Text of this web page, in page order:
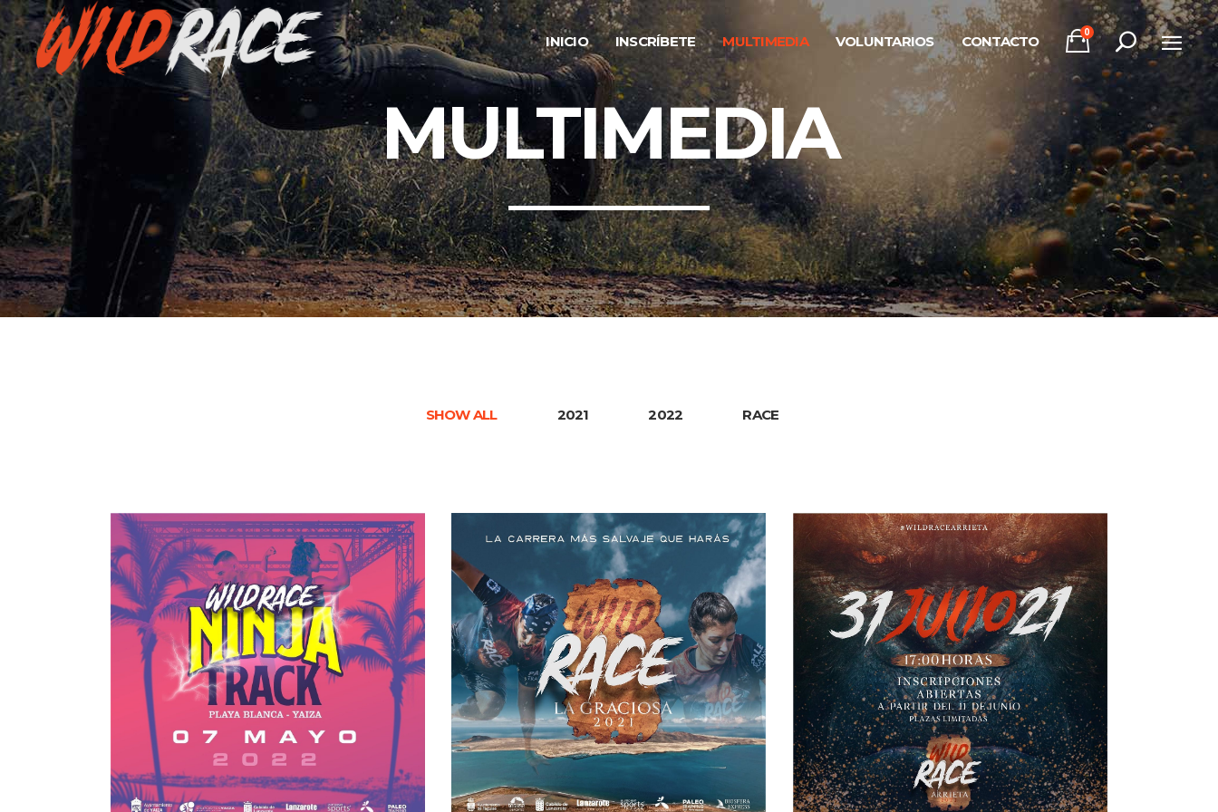
INICIO INSCRÍBETE MULTIMEDIA VOLUNTARIOS CONTACTO
0
MULTIMEDIA
SHOW ALL 2021 2022 RACE